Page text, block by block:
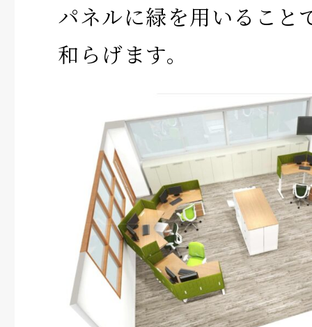
パネルに緑を用いること
和らげます。